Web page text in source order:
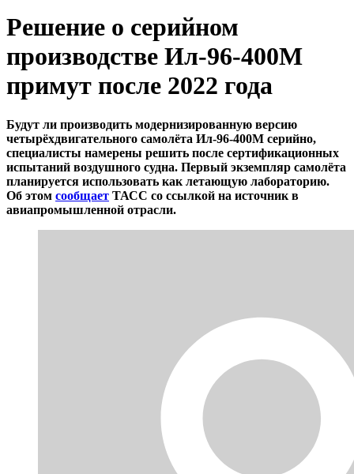
Решение о серийном
производстве Ил-96-400М
примут после 2022 года
Будут ли производить модернизированную версию
четырёхдвигательного самолёта Ил-96-400М серийно,
специалисты намерены решить после сертификационных
испытаний воздушного судна. Первый экземпляр самолёта
планируется использовать как летающую лабораторию.
Об этом сообщает ТАСС со ссылкой на источник в
авиапромышленной отрасли.